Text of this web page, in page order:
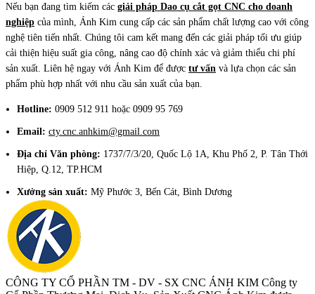
Nếu bạn đang tìm kiếm các giải pháp Dao cụ cắt gọt CNC cho doanh
nghiệp của mình, Ánh Kim cung cấp các sản phẩm chất lượng cao với công
nghệ tiên tiến nhất. Chúng tôi cam kết mang đến các giải pháp tối ưu giúp
cải thiện hiệu suất gia công, nâng cao độ chính xác và giảm thiểu chi phí
sản xuất. Liên hệ ngay với Ánh Kim để được tư vấn và lựa chọn các sản
phẩm phù hợp nhất với nhu cầu sản xuất của bạn.
Hotline: 0909 512 911 hoặc 0909 95 769
Email: cty.cnc.anhkim@gmail.com
Địa chỉ Văn phòng: 1737/7/3/20, Quốc Lộ 1A, Khu Phố 2, P. Tân Thới
Hiệp, Q.12, TP.HCM
Xưởng sản xuất: Mỹ Phước 3, Bến Cát, Bình Dương
CÔNG TY CỔ PHẦN TM - DV - SX CNC ÁNH KIM Công ty